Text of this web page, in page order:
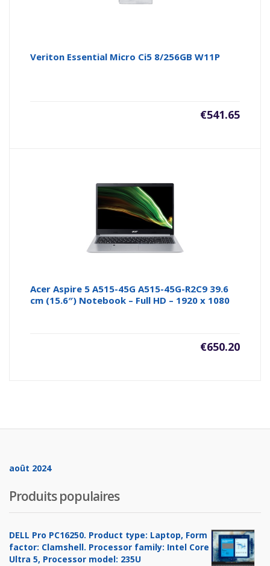
Veriton Essential Micro Ci5 8/256GB W11P
€541.65
Acer Aspire 5 A515-45G A515-45G-R2C9 39.6
cm (15.6″) Notebook – Full HD – 1920 x 1080
€650.20
août 2024
Produits populaires
DELL Pro PC16250. Product type: Laptop, Form
factor: Clamshell. Processor family: Intel Core
Ultra 5, Processor model: 235U